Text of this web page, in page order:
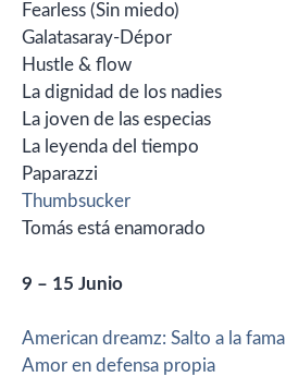
Fearless (Sin miedo)
Galatasaray-Dépor
Hustle & flow
La dignidad de los nadies
La joven de las especias
La leyenda del tiempo
Paparazzi
Thumbsucker
Tomás está enamorado
9 – 15 Junio
American dreamz: Salto a la fama
Amor en defensa propia